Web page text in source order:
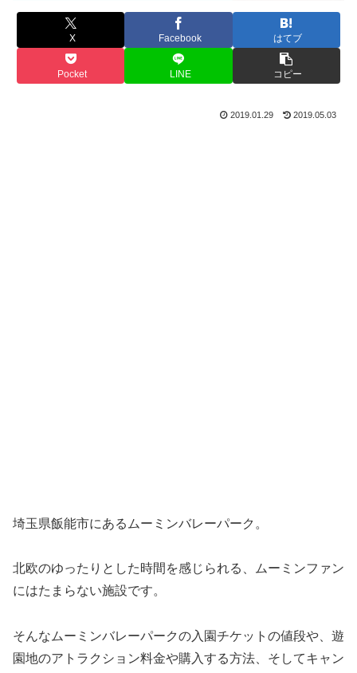
X Facebook はてブ
Pocket LINE コピー
2019.01.29 2019.05.03
埼玉県飯能市にあるムーミンバレーパーク。
北欧のゆったりとした時間を感じられる、ムーミンファン
にはたまらない施設です。
そんなムーミンバレーパークの入園チケットの値段や、遊
園地のアトラクション料金や購入する方法、そしてキャン